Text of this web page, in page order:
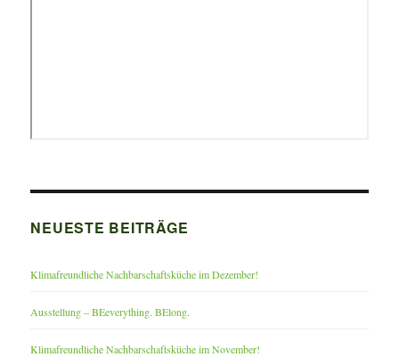
NEUESTE BEITRÄGE
Klimafreundliche Nachbarschaftsküche im Dezember!
Ausstellung – BEeverything. BElong.
Klimafreundliche Nachbarschaftsküche im November!